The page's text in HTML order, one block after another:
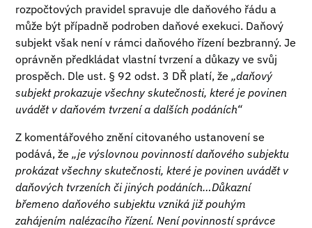
rozpočtových pravidel spravuje dle daňového řádu a
může být případně podroben daňové exekuci. Daňový
subjekt však není v rámci daňového řízení bezbranný. Je
oprávněn předkládat vlastní tvrzení a důkazy ve svůj
prospěch. Dle ust. § 92 odst. 3 DŘ platí, že „daňový
subjekt prokazuje všechny skutečnosti, které je povinen
uvádět v daňovém tvrzení a dalších podáních“
Z komentářového znění citovaného ustanovení se
podává, že„je výslovnou povinností daňového subjektu
prokázat všechny skutečnosti, které je povinen uvádět v
daňových tvrzeních či jiných podáních…Důkazní
břemeno daňového subjektu vzniká již pouhým
zahájením nalézacího řízení. Není povinností správce